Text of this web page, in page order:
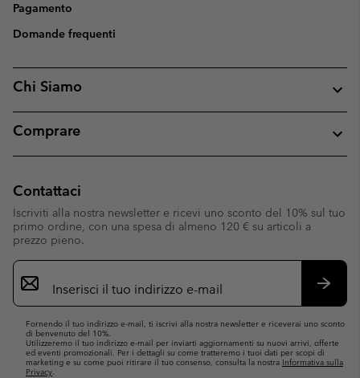
Pagamento
Domande frequenti
Chi Siamo
Comprare
Contattaci
Iscriviti alla nostra newsletter e ricevi uno sconto del 10% sul tuo
primo ordine, con una spesa di almeno 120 € su articoli a
prezzo pieno.
Iscrizione
e-
mail
Fornendo il tuo indirizzo e-mail, ti iscrivi alla nostra newsletter e riceverai uno sconto
di benvenuto del 10%.
Utilizzeremo il tuo indirizzo e-mail per inviarti aggiornamenti su nuovi arrivi, offerte
ed eventi promozionali. Per i dettagli su come tratteremo i tuoi dati per scopi di
marketing e su come puoi ritirare il tuo consenso, consulta la nostra Informativa sulla
Privacy.